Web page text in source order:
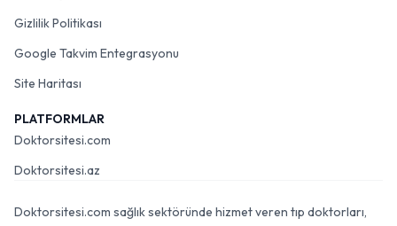
Gizlilik Politikası
Google Takvim Entegrasyonu
Site Haritası
PLATFORMLAR
Doktorsitesi.com
Doktorsitesi.az
Doktorsitesi.com sağlık sektöründe hizmet veren tıp doktorları,